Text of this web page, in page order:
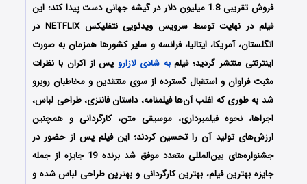
فروش تقریبی 1.8 میلیون دلار در گیشه جهانی دست پیدا کند؛ این
فیلم در نهایت توسط سرویس ویدئویی نتفلیکس NETFLIX در
انگلستان، آمریکا، ایتالیا، فرانسه و سایر کشورها همزمان به صورت
اینترنتی منتشر گردید؛ فیلمبه شادی لازارو پس از اکران با نظرات
مثبت فراوان و استقبال گسترده از سوی منتقدین و مخاطبان روبرو
شد به طوری که اغلب آن‌ها فیلمنامه، داستان فانتزی، طراحی لباس،
اجراها، نحوه فیلمبرداری، موسیقی متن، کارگردانی و همچنین
ارزش‌های تولید آن را تحسین کردند؛ این فیلم پس از حضور در
جشنواره‌های بین‌المللی متعدد موفق شد برنده 19 جایزه از جمله
جایزه بهترین فیلم، بهترین کارگردانی و بهترین طراحی لباس شده و